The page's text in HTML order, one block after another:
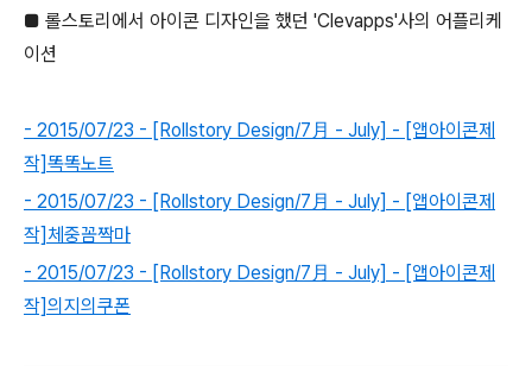
■ 롤스토리에서 아이콘 디자인을 했던 'Clevapps'사의 어플리케
이션
- 2015/07/23 - [Rollstory Design/7月 - July] - [앱아이콘제
작]똑똑노트
- 2015/07/23 - [Rollstory Design/7月 - July] - [앱아이콘제
작]체중꼼짝마
- 2015/07/23 - [Rollstory Design/7月 - July] - [앱아이콘제
작]의지의쿠폰